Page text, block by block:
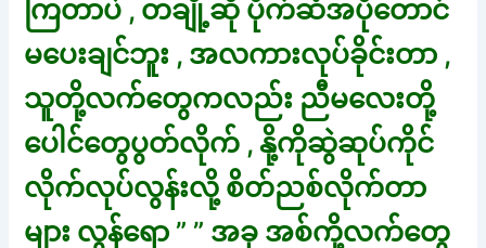
ကြတာပဲ , တချို့ဆို ပိုက်ဆံအပိုတောင်
မပေးချင်ဘူး , အလကားလုပ်ခိုင်းတာ ,
သူတို့လက်တွေကလည်း ညီမလေးတို့
ပေါင်တွေပွတ်လိုက် , နို့ကိုဆွဲဆုပ်ကိုင်
လိုက်လုပ်လွန်းလို့ စိတ်ညစ်လိုက်တာ
များ လွန်ရော ” ” အခု အစ်ကို့လက်တွေ